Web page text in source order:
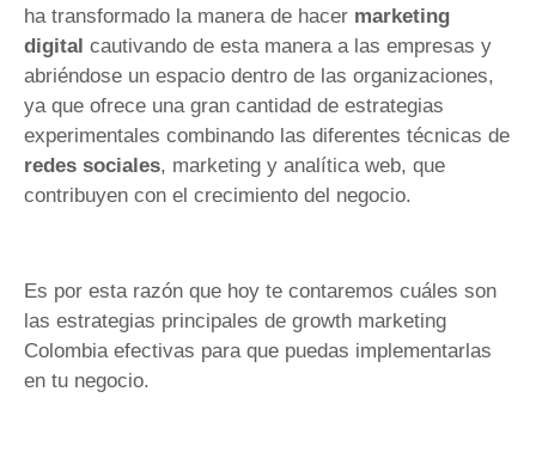
ha transformado la manera de hacer marketing
digital cautivando de esta manera a las empresas y
abriéndose un espacio dentro de las organizaciones,
ya que ofrece una gran cantidad de estrategias
experimentales combinando las diferentes técnicas de
redes sociales, marketing y analítica web, que
contribuyen con el crecimiento del negocio.
Es por esta razón que hoy te contaremos cuáles son
las estrategias principales de growth marketing
Colombia efectivas para que puedas implementarlas
en tu negocio.